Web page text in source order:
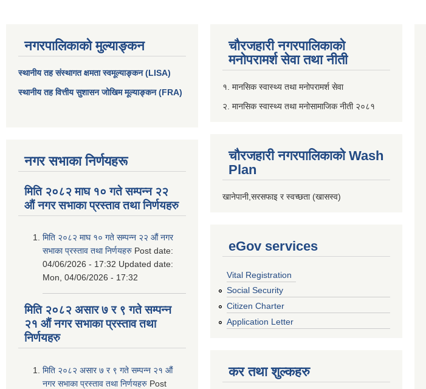
नगरपालिकाको मुल्याङ्कन
स्थानीय तह संस्थागत क्षमता स्वमूल्याङ्कन (LISA)
स्थानीय तह वित्तीय सुशासन जोखिम मूल्याङ्कन (FRA)
नगर सभाका निर्णयहरू
मिति २०८२ माघ १० गते सम्पन्न २२
औं नगर सभाका प्रस्ताव तथा निर्णयहरु
मिति २०८२ माघ १० गते सम्पन्न २२ औं नगर
सभाका प्रस्ताव तथा निर्णयहरु Post date:
04/06/2026 - 17:32 Updated date:
Mon, 04/06/2026 - 17:32
मिति २०८२ असार ७ र ९ गते सम्पन्न
२१ औं नगर सभाका प्रस्ताव तथा
निर्णयहरु
मिति २०८२ असार ७ र ९ गते सम्पन्न २१ औं
नगर सभाका प्रस्ताव तथा निर्णयहरु Post
चौरजहारी नगरपालिकाको
मनोपरामर्श सेवा तथा नीती
१. मानसिक स्वास्थ्य तथा मनोपरामर्श सेवा
२. मानसिक स्वास्थ्य तथा मनोसामाजिक नीती २०८१
चौरजहारी नगरपालिकाको Wash
Plan
खानेपानी,सरसफाइ र स्वच्छता (खासस्व)
eGov services
Vital Registration
Social Security
Citizen Charter
Application Letter
कर तथा शुल्कहरु